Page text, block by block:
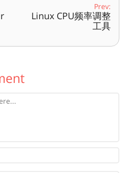
Prev:
Linux CPU频率调整
工具